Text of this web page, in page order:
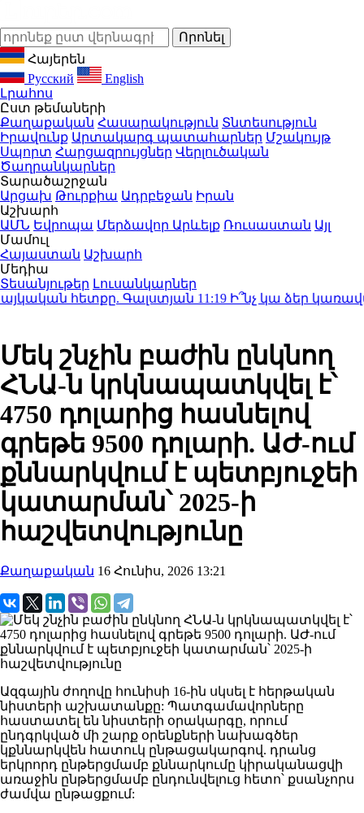
Հայերեն
Русский
English
Լրահոս
Ըստ թեմաների
Քաղաքական Հասարակություն Տնտեսություն
Իրավունք Արտակարգ պատահարներ Մշակույթ
Սպորտ Հարցազրույցներ Վերլուծական
Ծաղրանկարներ
Տարածաշրջան
Արցախ Թուրքիա Ադրբեջան Իրան
Աշխարհ
ԱՄՆ Եվրոպա Մերձավոր Արևելք Ռուսաստան Այլ
Մամուլ
Հայաստան Աշխարհ
Մեդիա
Տեսանյութեր Լուսանկարներ
հետքը. Գալստյան11:19 Ի՞նչ կա ձեր
Մեկ շնչին բաժին ընկնող
ՀՆԱ-ն կրկնապատկվել է՝
4750 դոլարից հասնելով
գրեթե 9500 դոլարի. ԱԺ-ում
քննարկվում է պետբյուջեի
կատարման՝ 2025-ի
հաշվետվությունը
Քաղաքական 16 Հունիս, 2026 13:21
Ազգային ժողովը հունիսի 16-ին սկսել է հերթական
նիստերի աշխատանքը: Պատգամավորները
հաստատել են նիստերի օրակարգը, որում
ընդգրկված մի շարք օրենքների նախագծեր
կքննարկվեն հատուկ ընթացակարգով. դրանց
երկրորդ ընթերցմամբ քննարկումը կիրականացվի
առաջին ընթերցմամբ ընդունվելուց հետո՝ քսանչորս
ժամվա ընթացքում: